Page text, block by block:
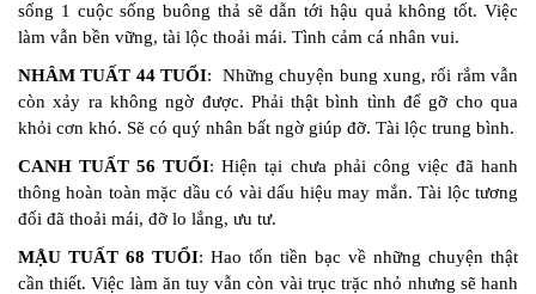
sống 1 cuộc sống buông thả sẽ dẫn tới hậu quả không tốt. Việc
làm vẫn bền vững, tài lộc thoải mái. Tình cảm cá nhân vui.
NHÂM TUẤT 44 TUỔI: Những chuyện bung xung, rối rắm vẫn
còn xảy ra không ngờ được. Phải thật bình tình để gỡ cho qua
khỏi cơn khó. Sẽ có quý nhân bất ngờ giúp đỡ. Tài lộc trung bình.
CANH TUẤT 56 TUỔI: Hiện tại chưa phải công việc đã hanh
thông hoàn toàn mặc dầu có vài dấu hiệu may mắn. Tài lộc tương
đối đã thoải mái, đỡ lo lắng, ưu tư.
MẬU TUẤT 68 TUỔI: Hao tốn tiền bạc về những chuyện thật
cần thiết. Việc làm ăn tuy vẫn còn vài trục trặc nhỏ nhưng sẽ hanh